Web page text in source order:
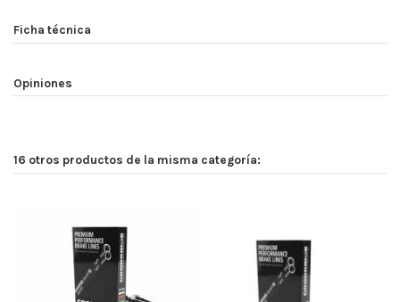
Ficha técnica
Opiniones
16 otros productos de la misma categoría: